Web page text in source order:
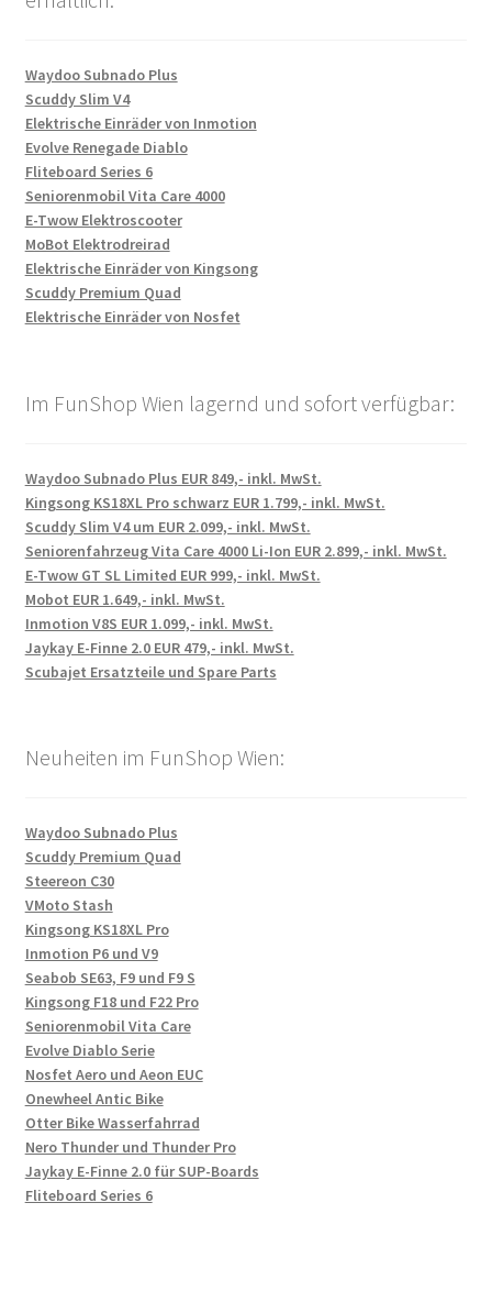
Waydoo Subnado Plus
Scuddy Slim V4
Elektrische Einräder von Inmotion
Evolve Renegade Diablo
Fliteboard Series 6
Seniorenmobil Vita Care 4000
E-Twow Elektroscooter
MoBot Elektrodreirad
Elektrische Einräder von Kingsong
Scuddy Premium Quad
Elektrische Einräder von Nosfet
Im FunShop Wien lagernd und sofort verfügbar:
Waydoo Subnado Plus EUR 849,- inkl. MwSt.
Kingsong KS18XL Pro schwarz EUR 1.799,- inkl. MwSt.
Scuddy Slim V4 um EUR 2.099,- inkl. MwSt.
Seniorenfahrzeug Vita Care 4000 Li-Ion EUR 2.899,- inkl. MwSt.
E-Twow GT SL Limited EUR 999,- inkl. MwSt.
Mobot EUR 1.649,- inkl. MwSt.
Inmotion V8S EUR 1.099,- inkl. MwSt.
Jaykay E-Finne 2.0 EUR 479,- inkl. MwSt.
Scubajet Ersatzteile und Spare Parts
Neuheiten im FunShop Wien:
Waydoo Subnado Plus
Scuddy Premium Quad
Steereon C30
VMoto Stash
Kingsong KS18XL Pro
Inmotion P6 und V9
Seabob SE63, F9 und F9 S
Kingsong F18 und F22 Pro
Seniorenmobil Vita Care
Evolve Diablo Serie
Nosfet Aero und Aeon EUC
Onewheel Antic Bike
Otter Bike Wasserfahrrad
Nero Thunder und Thunder Pro
Jaykay E-Finne 2.0 für SUP-Boards
Fliteboard Series 6